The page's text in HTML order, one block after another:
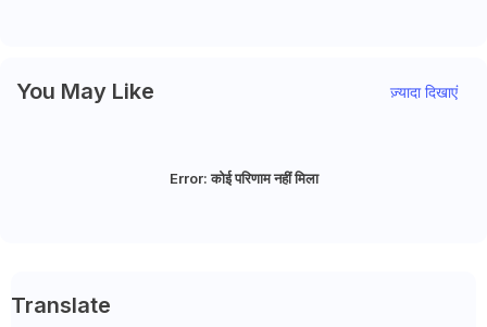
You May Like ज़्यादा दिखाएं
Error:कोई परिणाम नहीं मिला
Translate